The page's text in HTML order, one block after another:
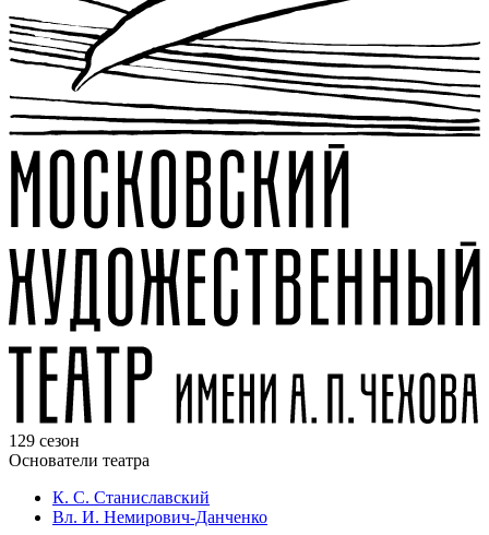
129 сезон
Основатели театра
К. С. Станиславский
Вл. И. Немирович-Данченко